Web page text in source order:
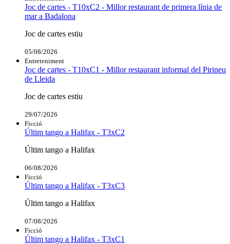
Joc de cartes - T10xC2 - Millor restaurant de primera línia de
mar a Badalona
Joc de cartes estiu
05/08/2026
Entreteniment
Joc de cartes - T10xC1 - Millor restaurant informal del Pirineu
de Lleida
Joc de cartes estiu
29/07/2026
Ficció
Últim tango a Halifax - T3xC2
Últim tango a Halifax
06/08/2026
Ficció
Últim tango a Halifax - T3xC3
Últim tango a Halifax
07/08/2026
Ficció
Últim tango a Halifax - T3xC1